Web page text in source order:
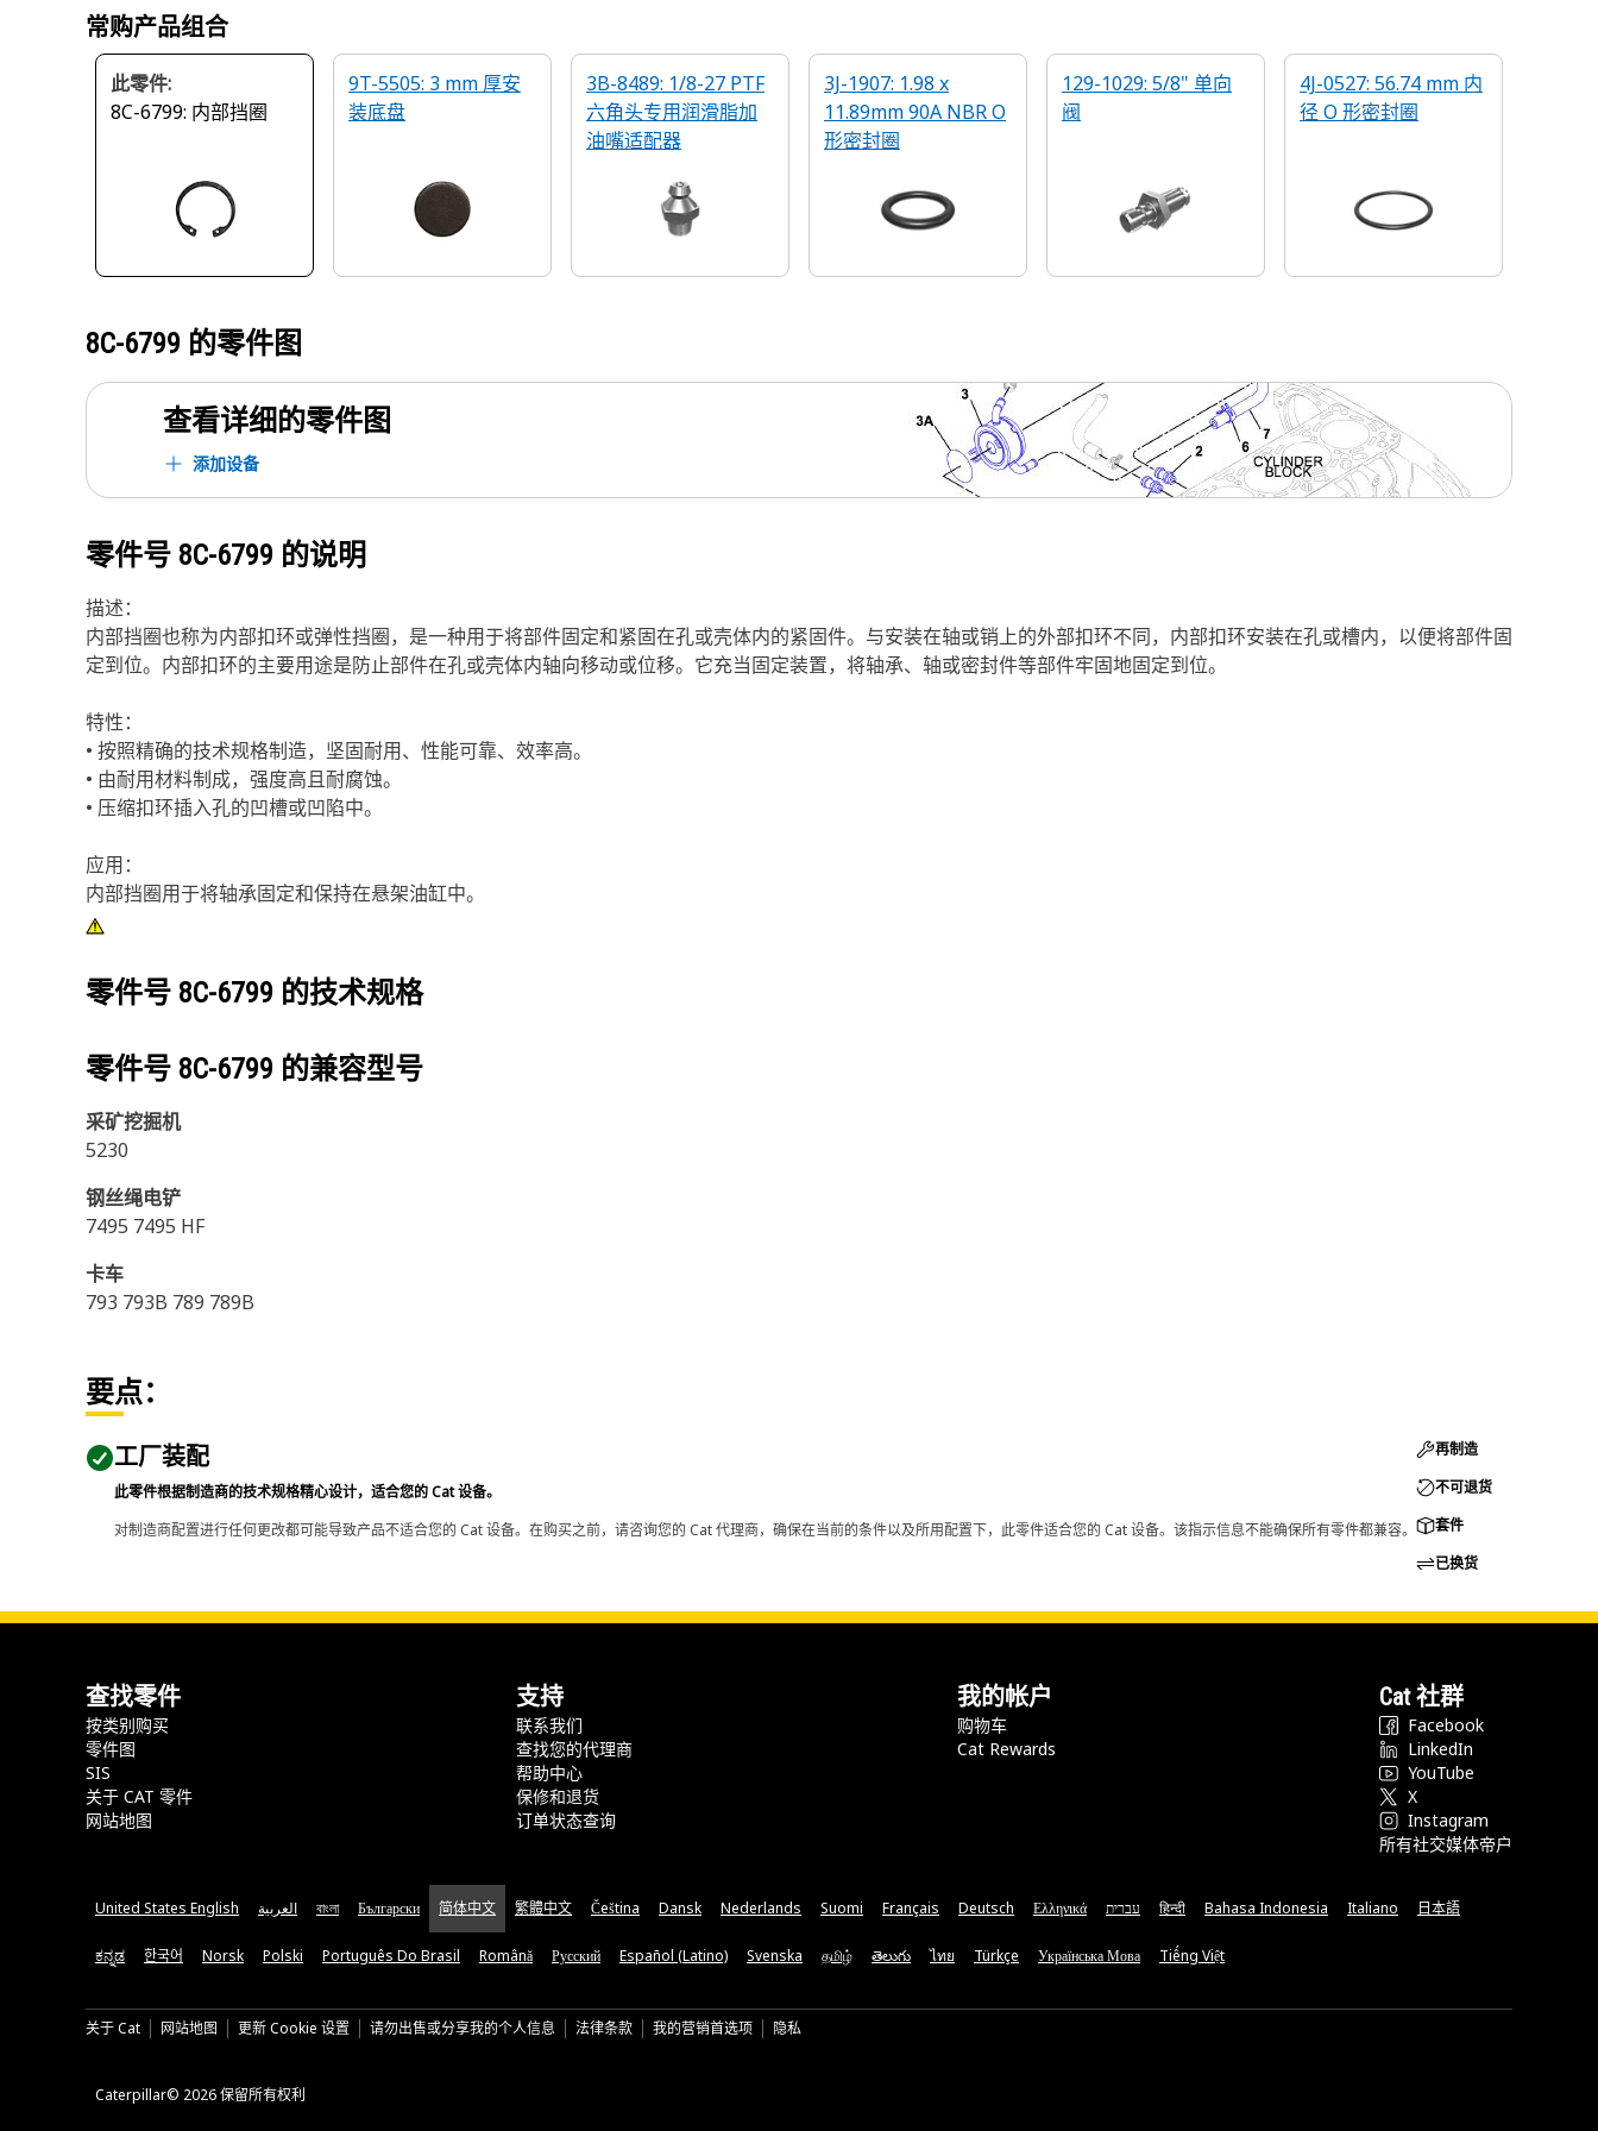
常购产品组合
此零件:
8C-6799: 内部挡圈
9T-5505: 3 mm 厚安
装底盘
3B-8489: 1/8-27 PTF
六角头专用润滑脂加
油嘴适配器
3J-1907: 1.98 x
11.89mm 90A NBR O
形密封圈
129-1029: 5/8" 单向
阀
4J-0527: 56.74 mm 内
径 O 形密封圈
8C-6799 的零件图
查看详细的零件图
添加设备
零件号 8C-6799 的说明
描述：
内部挡圈也称为内部扣环或弹性挡圈，是一种用于将部件固定和紧固在孔或壳体内的紧固件。与安装在轴或销上的外部扣环不同，内部扣环安装在孔或槽内，以便将部件固
定到位。内部扣环的主要用途是防止部件在孔或壳体内轴向移动或位移。它充当固定装置，将轴承、轴或密封件等部件牢固地固定到位。
特性：
• 按照精确的技术规格制造，坚固耐用、性能可靠、效率高。
• 由耐用材料制成，强度高且耐腐蚀。
• 压缩扣环插入孔的凹槽或凹陷中。
应用：
内部挡圈用于将轴承固定和保持在悬架油缸中。
零件号 8C-6799 的技术规格
零件号 8C-6799 的兼容型号
采矿挖掘机
5230
钢丝绳电铲
7495 7495 HF
卡车
793 793B 789 789B
要点：
工厂装配
此零件根据制造商的技术规格精心设计，适合您的 Cat 设备。
对制造商配置进行任何更改都可能导致产品不适合您的 Cat 设备。在购买之前，请咨询您的 Cat 代理商，确保在当前的条件以及所用配置下，此零件适合您的 Cat 设备。该指示信息不能确保所有零件都兼容。
再制造
不可退货
套件
已换货
查找零件
按类别购买
零件图
SIS
关于 CAT 零件
网站地图
支持
联系我们
查找您的代理商
帮助中心
保修和退货
订单状态查询
我的帐户
购物车
Cat Rewards
Cat 社群
Facebook
LinkedIn
YouTube
X
Instagram
所有社交媒体帝户
United States English العربية বাংলা Български 简体中文 繁體中文 Čeština Dansk Nederlands Suomi Français Deutsch Ελληνικά עברית हिन्दी Bahasa Indonesia Italiano 日本語
ಕನ್ನಡ 한국어 Norsk Polski Português Do Brasil Română Русский Español (Latino) Svenska தமிழ் తెలుగు ไทย Türkçe Українська Мова Tiếng Việt
关于 Cat 网站地图 更新 Cookie 设置 请勿出售或分享我的个人信息 法律条款 我的营销首选项 隐私
Caterpillar© 2026 保留所有权利